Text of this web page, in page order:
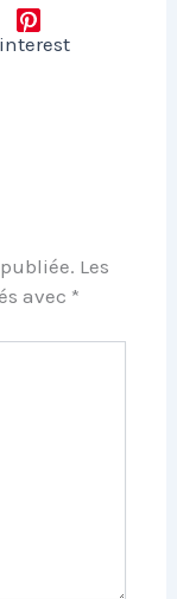
Les
avec *